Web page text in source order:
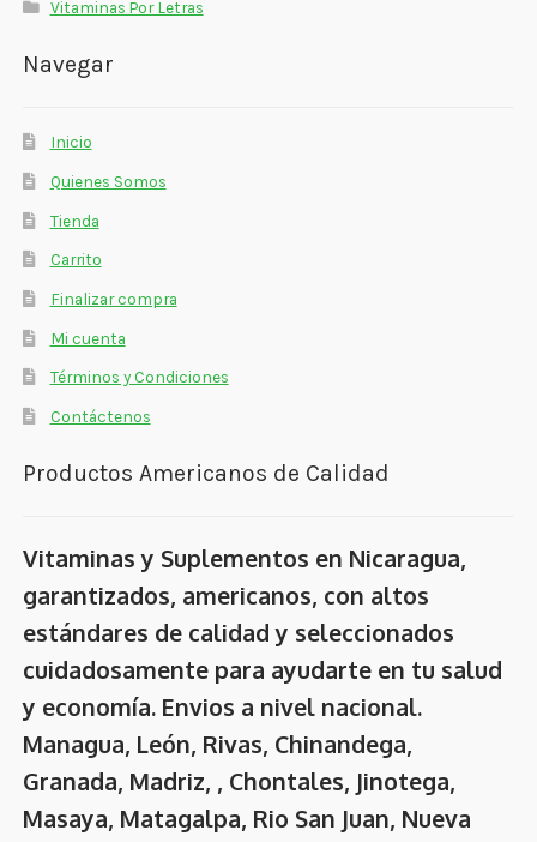
Vitaminas Por Letras
Navegar
Inicio
Quienes Somos
Tienda
Carrito
Finalizar compra
Mi cuenta
Términos y Condiciones
Contáctenos
Productos Americanos de Calidad
Vitaminas y Suplementos en Nicaragua,
garantizados, americanos, con altos
estándares de calidad y seleccionados
cuidadosamente para ayudarte en tu salud
y economía. Envios a nivel nacional.
Managua, León, Rivas, Chinandega,
Granada, Madriz, , Chontales, Jinotega,
Masaya, Matagalpa, Rio San Juan, Nueva